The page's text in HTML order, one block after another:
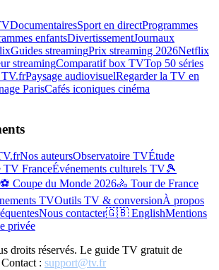
DocumentairesSport en directProgrammes
enfantsDivertissementJournaux
Guides streamingPrix streaming 2026Netflix
streamingComparatif box TVTop 50 séries
TV.frPaysage audiovisuelRegarder la TV en
ParisCafés iconiques cinéma
Nos auteursObservatoire TVÉtude
TV FranceÉvénements culturels TV🎾
⚽ Coupe du Monde 2026🚴 Tour de France
TVOutils TV & conversionÀ propos
Nous contacter🇬🇧 EnglishMentions
privée
droits réservés. Le guide TV gratuit de
: support@tv.fr